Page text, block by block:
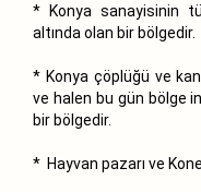
* Konya sanayisinin
altında olan bir bölgedir.
* Konya çöplüğü ve
ve halen bu gün bölge
bir bölgedir.
* Hayvan pazarı ve